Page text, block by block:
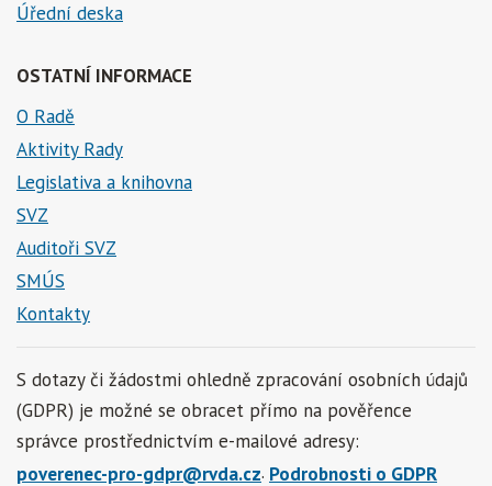
Úřední deska
OSTATNÍ INFORMACE
O Radě
Aktivity Rady
Legislativa a knihovna
SVZ
Auditoři SVZ
SMÚS
Kontakty
S dotazy či žádostmi ohledně zpracování osobních údajů
(GDPR) je možné se obracet přímo na pověřence
správce prostřednictvím e-mailové adresy:
poverenec-pro-gdpr@rvda.cz. Podrobnosti o GDPR